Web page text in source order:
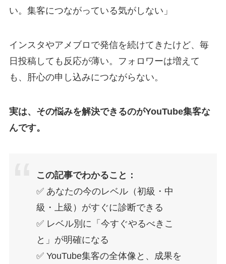
い。集客につながっている気がしない」
インスタやアメブロで発信を続けてきたけど、毎
日投稿しても反応が薄い。フォロワーは増えて
も、肝心の申し込みにつながらない。
実は、その悩みを解決できるのがYouTube集客な
んです。
この記事でわかること：
✅ あなたの今のレベル（初級・中
級・上級）がすぐに診断できる
✅ レベル別に「今すぐやるべきこ
と」が明確になる
✅ YouTube集客の全体像と、成果を